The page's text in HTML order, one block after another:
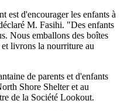
est d'encourager les enfants à
M. Fasihi. "Des enfants
Nous emballons des boîtes
livrons la nourriture au
de parents et d'enfants
Shore Shelter et au
de la Société Lookout.